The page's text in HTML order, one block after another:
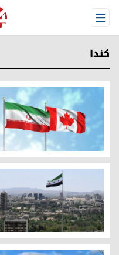
Open Menu
كندا
كندا تفرض عقوبات جديدة
كندا تعلن رفع العقوبات